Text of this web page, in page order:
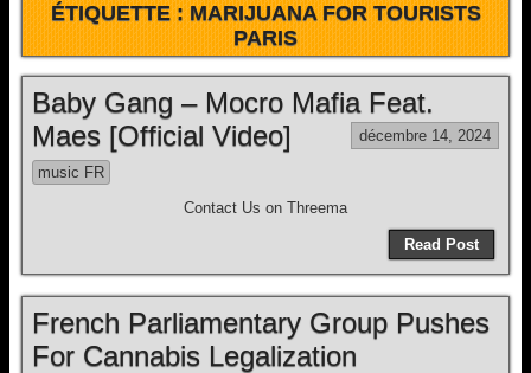
ÉTIQUETTE :MARIJUANA FOR TOURISTS
PARIS
Baby Gang – Mocro Mafia Feat.
Maes [Official Video]
décembre 14, 2024
music FR
Contact Us on Threema
Read Post
French Parliamentary Group Pushes
For Cannabis Legalization